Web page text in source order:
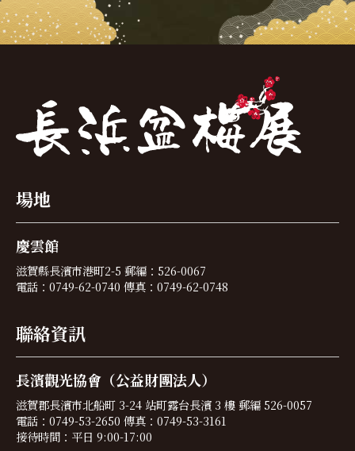
場地
慶雲館
滋賀縣長濱市港町2-5 郵編：526-0067
電話：0749-62-0740 傳真：0749-62-0748
聯絡資訊
長濱觀光協會（公益財團法人）
滋賀郡長濱市北船町 3-24 站町露台長濱 3 樓 郵編 526-0057
電話：0749-53-2650 傳真：0749-53-3161
接待時間：平日 9:00-17:00